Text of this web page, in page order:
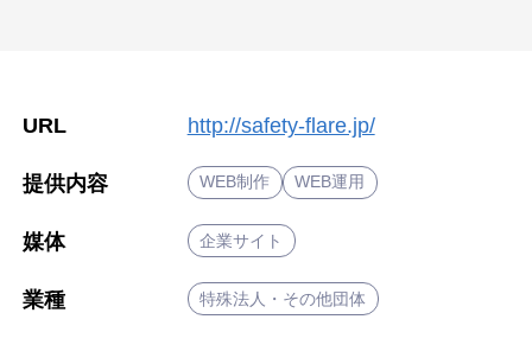
URL http://safety-flare.jp/
提供内容 WEB制作 WEB運用
媒体 企業サイト
業種 特殊法人・その他団体